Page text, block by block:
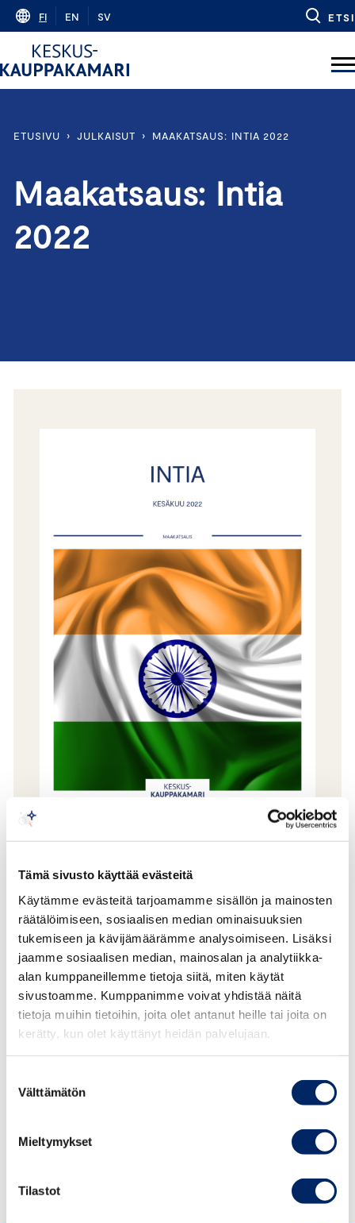
Tämä sivusto käyttää evästeitä
Käytämme evästeitä tarjoamamme sisällön ja mainosten
räätälöimiseen, sosiaalisen median ominaisuuksien
tukemiseen ja kävijämäärämme analysoimiseen. Lisäksi
jaamme sosiaalisen median, mainosalan ja analytiikka-
alan kumppaneillemme tietoja siitä, miten käytät
sivustoamme. Kumppanimme voivat yhdistää näitä
tietoja muihin tietoihin, joita olet antanut heille tai joita on
kerätty, kun olet käyttänyt heidän palvelujaan.
valinta
Välttämätön
Mieltymykset
Tilastot
Skip
content
FI EN SV ETSI
ETUSIVU › JULKAISUT › MAAKATSAUS: INTIA 2022
Maakatsaus: Intia
2022
2022
Tämä Keskuskauppakamarin Intia-katsaus on
ajankohtainen tietopaketti yrityksille Intiasta.
Asiantuntijoiden kirjoituksissa käsitellään Intian,
Suomen ja EU:n kauppasuhteita, niiden
kehittämispotentiaalia sekä Intian
ulkopolitiikkaa ja taloutta. Katsaus ei olisi
syntynyt ilman Ulkoministeriön, Ulkopoliittisen
Finlandin asiantuntijoita. Lämmin kiitos hyvästä